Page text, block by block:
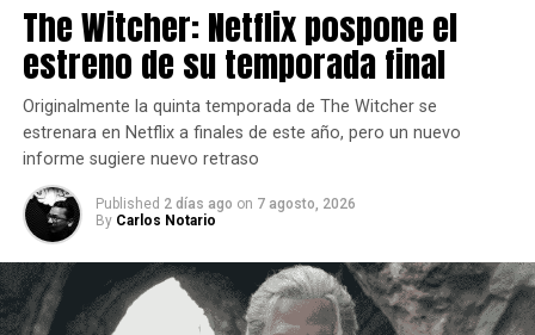
El final del vol. 1, “Hechicero”, concluyó con Will
descubriendo que había estado desarrollando poderes
muy similares a los de Once cuando despachó
brutalmente a los Demogorgones que estaban a punto de
masacrar a sus amigos.
The Witcher: Netflix pospone el
estreno de su temporada final
Originalmente la quinta temporada de The Witcher se
estrenara en Netflix a finales de este año, pero un nuevo
informe sugiere nuevo retraso
Published 2 días ago on 7 agosto, 2026
By Carlos Notario